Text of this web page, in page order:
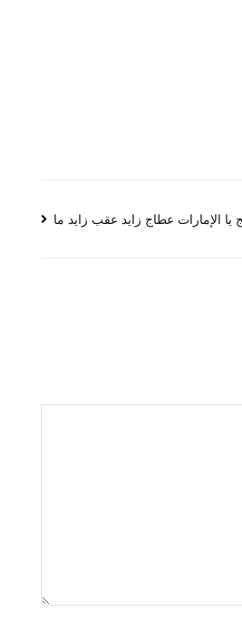
يا الإمارات عطاج زايد عقب زايد ما